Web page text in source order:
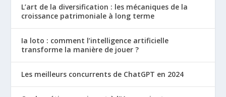
L’art de la diversification : les mécaniques de la
croissance patrimoniale à long terme
Ia loto : comment l’intelligence artificielle
transforme la manière de jouer ?
Les meilleurs concurrents de ChatGPT en 2024